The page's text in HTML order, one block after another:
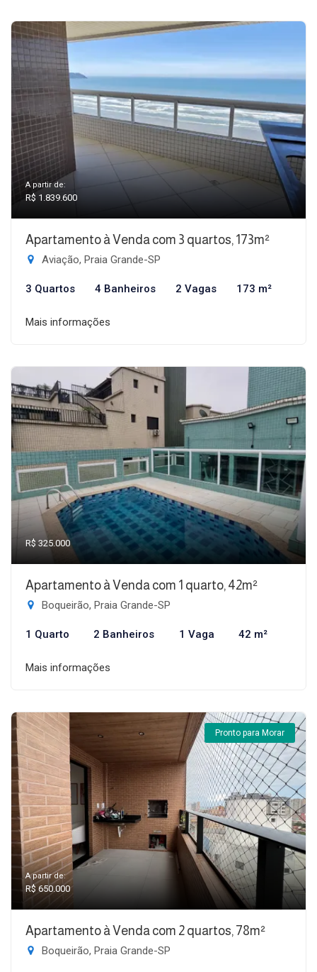
A partir de:
R$ 1.839.600
Apartamento à Venda com 3 quartos, 173m²
Aviação, Praia Grande-SP
3 Quartos 4 Banheiros 2 Vagas 173 m²
Mais informações
R$ 325.000
Apartamento à Venda com 1 quarto, 42m²
Boqueirão, Praia Grande-SP
1 Quarto 2 Banheiros 1 Vaga 42 m²
Mais informações
Pronto para Morar
A partir de:
R$ 650.000
Apartamento à Venda com 2 quartos, 78m²
Boqueirão, Praia Grande-SP